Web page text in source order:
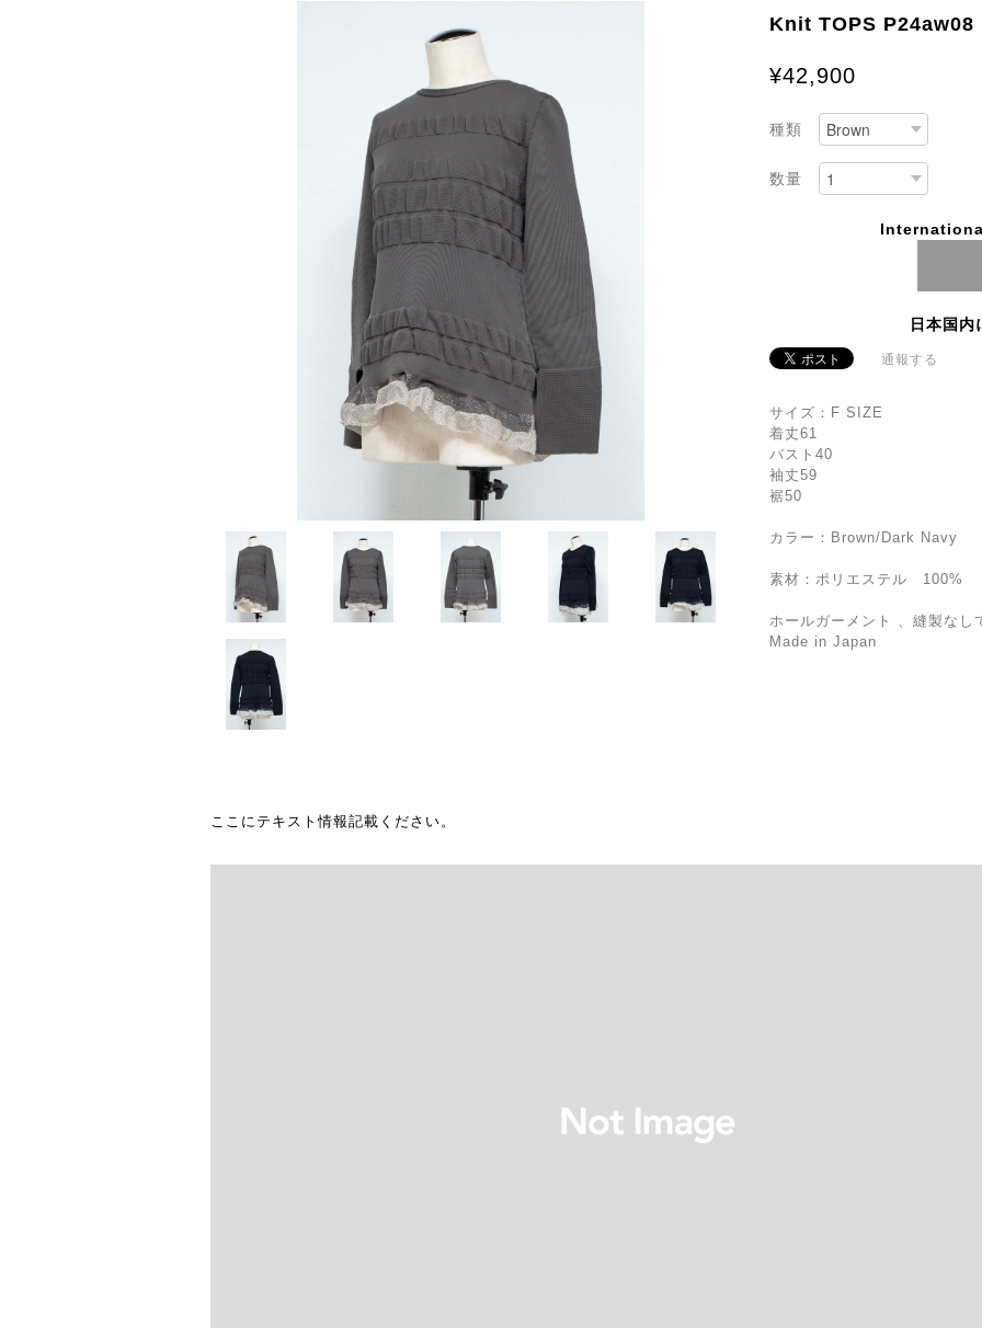
Knit TOPS P24aw08
¥42,900
種類
数量
日本国内
通報する
サイズ：F SIZE
着丈61
バスト40
袖丈59
裾50
カラー：Brown/Dark Navy
素材：ポリエステル 100%
ホールガーメント 、縫製なし
Made in Japan
ここにテキスト情報記載ください。